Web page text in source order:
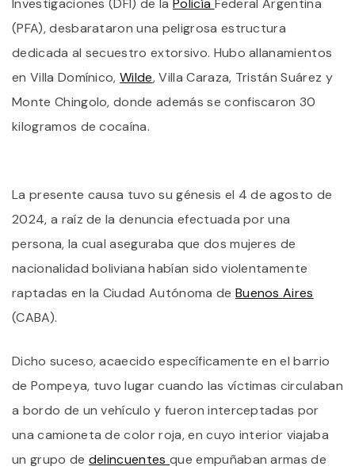
Investigaciones (DFI) de la Policía Federal Argentina
(PFA), desbarataron una peligrosa estructura
dedicada al secuestro extorsivo. Hubo allanamientos
en Villa Domínico,Wilde, Villa Caraza, Tristán Suárez y
Monte Chingolo, donde además se confiscaron 30
kilogramos de cocaína.
La presente causa tuvo su génesis el 4 de agosto de
2024, a raíz de la denuncia efectuada por una
persona, la cual aseguraba que dos mujeres de
nacionalidad boliviana habían sido violentamente
raptadas en la Ciudad Autónoma de Buenos Aires
(CABA).
Dicho suceso, acaecido específicamente en el barrio
de Pompeya, tuvo lugar cuando las víctimas circulaban
a bordo de un vehículo y fueron interceptadas por
una camioneta de color roja, en cuyo interior viajaba
un grupo de delincuentesque empuñaban armas de